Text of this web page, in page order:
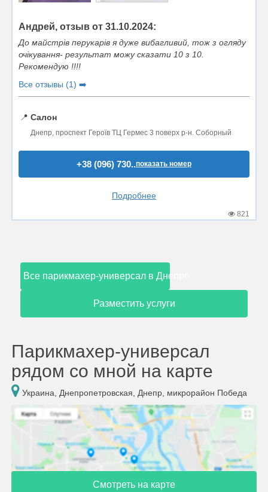
Андрей, отзыв от 31.10.2024:
До майстрів перукарів я дуже вибагливий, тож з огляду
очікування- результат можу сказати 10 з 10.
Рекомендую !!!!
Все отзывы (1) ➡️
📍 Салон
Днепр, проспект Героїв ТЦ Гермес 3 поверх р-н. Соборный
+38 (096) 730..показать номер
Подробнее
821
Все парикмахер-универсал в Днепре
Разместить услуги
Парикмахер-универсал
рядом со мной на карте
Украина, Днепропетровская, Днепр, микрорайон Победа
Смотреть на карте